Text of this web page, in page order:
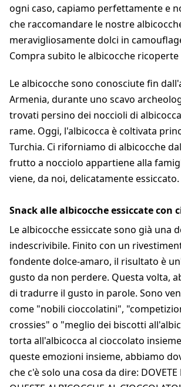
ogni caso, capiamo perfettamente e
che raccomandare le nostre
meravigliosamente dolci in
Compra subito le albicocche
Le albicocche sono conosciute fin
Armenia, durante uno scavo
trovati persino dei noccioli di
rame. Oggi, l'albicocca è coltivata
Turchia. Ci riforniamo di albicocche
frutto a nocciolo appartiene alla
viene, da noi, delicatamente essiccato.
Snack alle albicocche essiccate con
Le albicocche essiccate sono già una
indescrivibile. Finito con un
fondente dolce-amaro, il risultato è
gusto da non perdere. Questa volta,
di tradurre il gusto in parole. Sono
come "nobili cioccolatini",
crossies" o "meglio dei biscotti
torta all'albicocca al cioccolato
queste emozioni insieme, abbiamo
che c'è solo una cosa da dire: DOVETE